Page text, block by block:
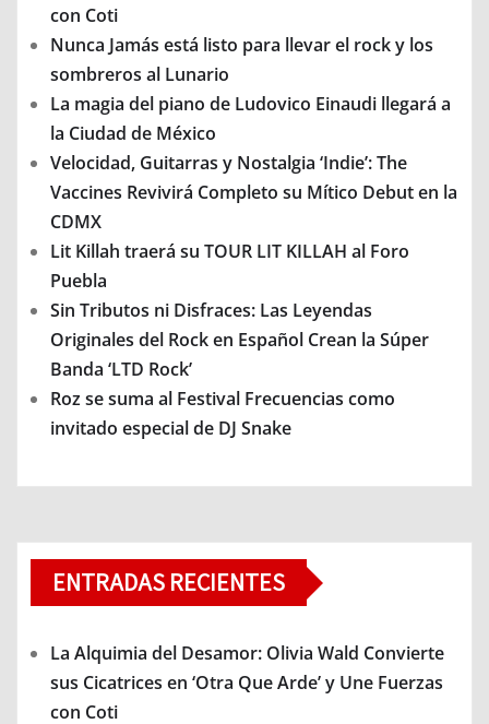
con Coti
Nunca Jamás está listo para llevar el rock y los
sombreros al Lunario
La magia del piano de Ludovico Einaudi llegará a
la Ciudad de México
Velocidad, Guitarras y Nostalgia ‘Indie’: The
Vaccines Revivirá Completo su Mítico Debut en la
CDMX
Lit Killah traerá su TOUR LIT KILLAH al Foro
Puebla
Sin Tributos ni Disfraces: Las Leyendas
Originales del Rock en Español Crean la Súper
Banda ‘LTD Rock’
Roz se suma al Festival Frecuencias como
invitado especial de DJ Snake
ENTRADAS RECIENTES
La Alquimia del Desamor: Olivia Wald Convierte
sus Cicatrices en ‘Otra Que Arde’ y Une Fuerzas
con Coti